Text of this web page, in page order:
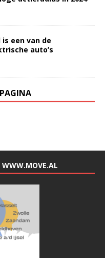
is een van de
auto’s
WWW.MOVE.AL